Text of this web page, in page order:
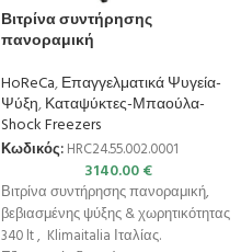
Βιτρίνα συντήρησης
πανοραμική
HoReCa,Επαγγελματικά Ψυγεία-
Ψύξη,Καταψύκτες-Μπαούλα-
Shock Freezers
Κωδικός: HRC24.55.002.0001
3140.00€
Βιτρίνα συντήρησης πανοραμική,
βεβιασμένης ψύξης & χωρητικότητας
340 lt , Klimaitalia Ιταλίας.